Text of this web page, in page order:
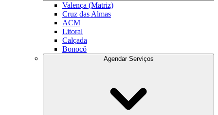
Valença (Matriz)
Cruz das Almas
ACM
Litoral
Calçada
Bonocô